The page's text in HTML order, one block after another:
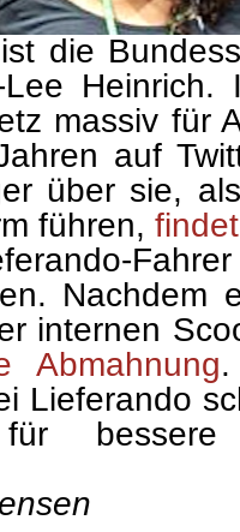
die
massiv für
auf
über sie,
führen,
Nachdem
internen
Abmahnung
Lieferando
bessere